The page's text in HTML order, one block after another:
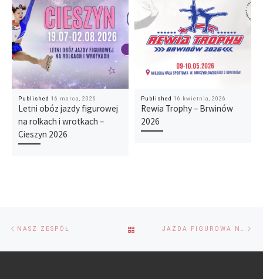
Published 16 marca, 2026
Letni obóz jazdy figurowej
na rolkach i wrotkach –
Cieszyn 2026
Published 16 kwietnia, 2026
Rewia Trophy – Brwinów
2026
Przeglądanie
Wpisów
NASZ ZESPÓŁ
TO